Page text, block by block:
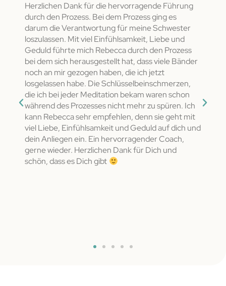
Herzlichen Dank für die hervorragende Führung
durch den Prozess. Bei dem Prozess ging es
darum die Verantwortung für meine Schwester
loszulassen. Mit viel Einfühlsamkeit, Liebe und
Geduld führte mich Rebecca durch den Prozess
bei dem sich herausgestellt hat, dass viele Bänder
noch an mir gezogen haben, die ich jetzt
losgelassen habe. Die Schlüsselbeinschmerzen,
die ich bei jeder Meditation bekam waren schon
während des Prozesses nicht mehr zu spüren. Ich
kann Rebecca sehr empfehlen, denn sie geht mit
viel Liebe, Einfühlsamkeit und Geduld auf dich und
dein Anliegen ein. Ein hervorragender Coach,
gerne wieder. Herzlichen Dank für Dich und
schön, dass es Dich gibt
nicht